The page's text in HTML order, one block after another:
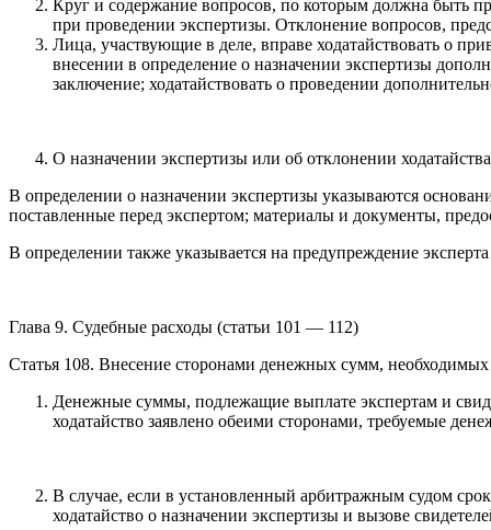
Круг и содержание вопросов, по которым должна быть
при проведении экспертизы. Отклонение вопросов,
Лица, участвующие в деле, вправе ходатайствовать о
внесении в определение о назначении экспертизы
заключение; ходатайствовать о проведении
О назначении экспертизы или об отклонении
В определении о назначении экспертизы указываются
поставленные перед экспертом; материалы и документы,
В определении также указывается на предупреждение
Глава 9. Судебные расходы (статьи 101 — 112)
Статья 108. Внесение сторонами денежных сумм,
Денежные суммы, подлежащие выплате экспертам и
ходатайство заявлено обеими сторонами, требуемые
В случае, если в установленный арбитражным судом
ходатайство о назначении экспертизы и вызове